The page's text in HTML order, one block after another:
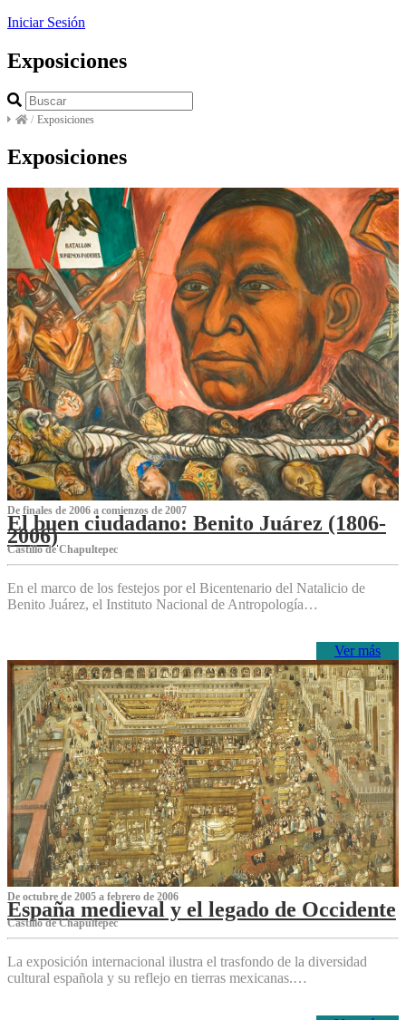
Iniciar Sesión
Exposiciones
/ Exposiciones
Exposiciones
De finales de 2006 a comienzos de 2007
El buen ciudadano: Benito Juárez (1806-
2006)
Castillo de Chapultepec
En el marco de los festejos por el Bicentenario del Natalicio de
Benito Juárez, el Instituto Nacional de Antropología…
Ver más
De octubre de 2005 a febrero de 2006
España medieval y el legado de Occidente
Castillo de Chapultepec
La exposición internacional ilustra el trasfondo de la diversidad
cultural española y su reflejo en tierras mexicanas.…